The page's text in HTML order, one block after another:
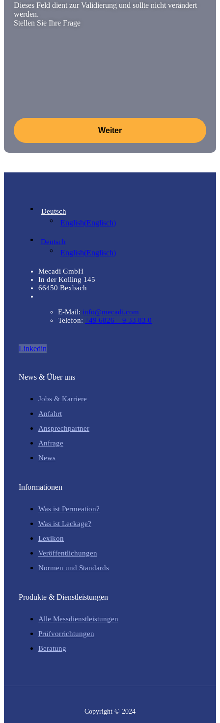
Dieses Feld dient zur Validierung und sollte nicht verändert
werden.
Stellen Sie Ihre Frage
Deutsch
English(Englisch)
Deutsch
English(Englisch)
Mecadi GmbH
In der Kolling 145
66450 Bexbach
E-Mail: info@mecadi.com
Telefon: +49 6826 – 9 33 83 0
Linkedin
News & Über uns
Jobs & Karriere
Anfahrt
Ansprechpartner
Anfrage
News
Informationen
Was ist Permeation?
Was ist Leckage?
Lexikon
Veröffentlichungen
Normen und Standards
Produkte & Dienstleistungen
Alle Messdienstleistungen
Prüfvorrichtungen
Beratung
Copyright © 2024